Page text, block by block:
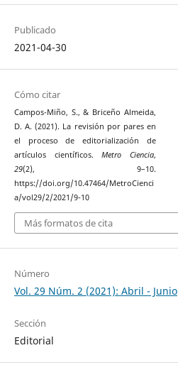
Publicado
2021-04-30
Cómo citar
Campos-Miño, S., & Briceño Almeida,
D. A. (2021). La revisión por pares en
el proceso de editorialización de
artículos científicos.Metro Ciencia,
29(2), 9–10.
https://doi.org/10.47464/MetroCienci
a/vol29/2/2021/9-10
Más formatos de cita
Número
Vol. 29 Núm. 2 (2021): Abril - Junio
Sección
Editorial